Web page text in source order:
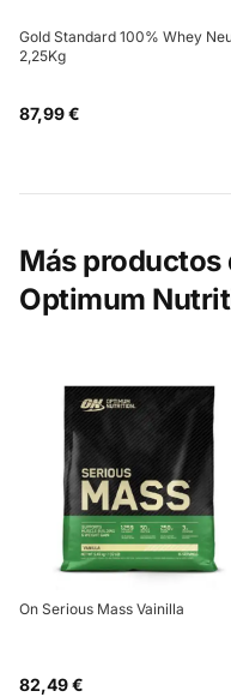
Gold Standard 100% Whey
2,25Kg
87,99 €
Más productos
Optimum
On Serious Mass Vainilla
82,49 €